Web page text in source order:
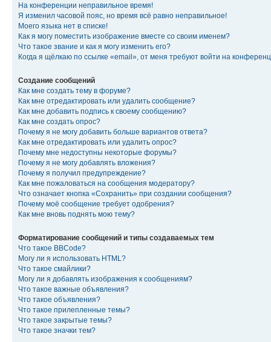
На конференции неправильное время!
Я изменил часовой пояс, но время всё равно неправильное!
Моего языка нет в списке!
Как я могу поместить изображение вместе со своим именем?
Что такое звание и как я могу изменить его?
Когда я щёлкаю по ссылке «email», от меня требуют войти на
Создание сообщений
Как мне создать тему в форуме?
Как мне отредактировать или удалить сообщение?
Как мне добавить подпись к своему сообщению?
Как мне создать опрос?
Почему я не могу добавить больше вариантов ответа?
Как мне отредактировать или удалить опрос?
Почему мне недоступны некоторые форумы?
Почему я не могу добавлять вложения?
Почему я получил предупреждение?
Как мне пожаловаться на сообщения модератору?
Что означает кнопка «Сохранить» при создании сообщения?
Почему моё сообщение требует одобрения?
Как мне вновь поднять мою тему?
Форматирование сообщений и типы создаваемых тем
Что такое BBCode?
Могу ли я использовать HTML?
Что такое смайлики?
Могу ли я добавлять изображения к сообщениям?
Что такое важные объявления?
Что такое объявления?
Что такое прилепленные темы?
Что такое закрытые темы?
Что такое значки тем?